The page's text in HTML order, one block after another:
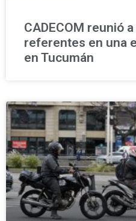
CADECOM reunió
referentes en una
en Tucumán